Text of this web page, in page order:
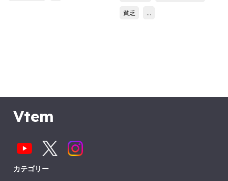
貧乏
...
Vtem
カテゴリー